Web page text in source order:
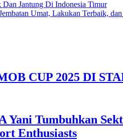
Jantung Di Indonesia Timur
Umat, Lakukan Terbaik,
CUP 2025 DI
Yani Tumbuhkan
Enthusiasts